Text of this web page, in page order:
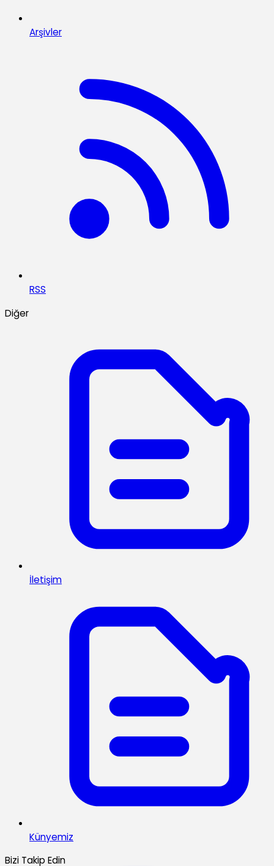
Arşivler
RSS
Diğer
İletişim
Künyemiz
Bizi Takip Edin